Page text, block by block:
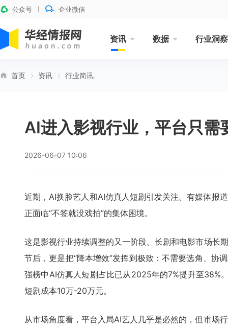
公众号 企业微信
资讯 数据 行业洞察
首页 资讯 行业简讯
AI进入影视行业，平台只需
2026-06-07 10:06
近期，AI换脸艺人和AI仿真人短剧引发关注。有媒体报
正面临“不签就没戏拍”的集体困境。
这是影视行业持续调整的又一阶段。长剧和电影市场长
节后，更是把“降本增效”发挥到极致：不需要选角、协
强榜中AI仿真人短剧占比已从2025年的7%提升至38%
短剧成本10万-20万元。
从市场角度看，平台入局AI艺人几乎是必然的，但市场